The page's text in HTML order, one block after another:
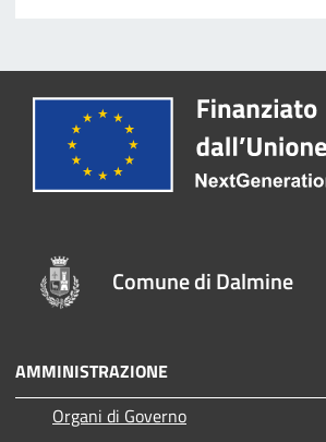
Comune di Dalmine
AMMINISTRAZIONE
Organi di Governo